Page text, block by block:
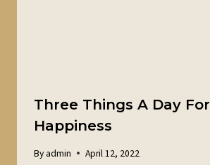
Three Things A Day For
Happiness
Byadmin April 12, 2022